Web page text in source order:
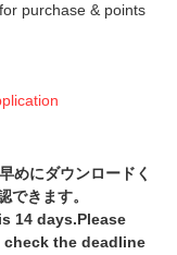
purchase & points
めにダウンロードく
できます。
14 days.Please
the deadline